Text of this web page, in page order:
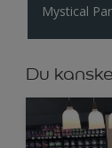
Mystical
Du